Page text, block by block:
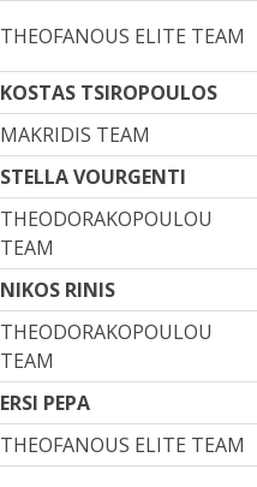
THEOFANOUS ELITE TEAM
KOSTAS TSIROPOULOS
MAKRIDIS TEAM
STELLA VOURGENTI
THEODORAKOPOULOU
TEAM
NIKOS RINIS
THEODORAKOPOULOU
TEAM
ERSI PEPA
THEOFANOUS ELITE TEAM